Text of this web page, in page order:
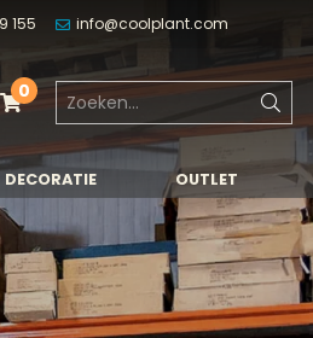
155 info@coolplant.com
0
DECORATIE OUTLET